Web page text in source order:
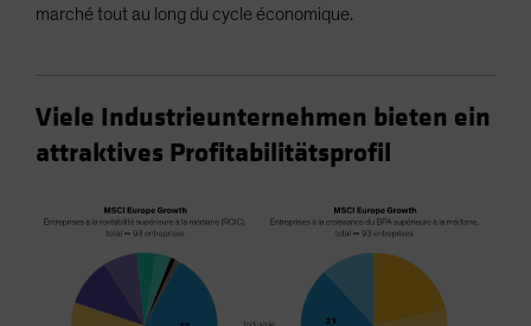
marché tout au long du cycle économique.
Viele Industrieunternehmen bieten ein
attraktives Profitabilitätsprofil